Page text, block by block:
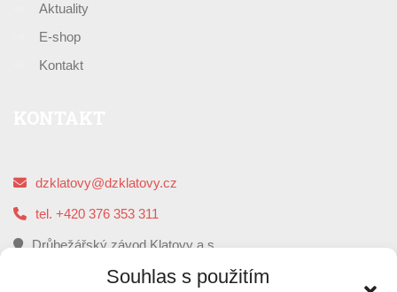
Souhlas s použitím
Aktuality
E-shop
Kontakt
dzklatovy@dzklatovy.cz
tel. +420 376 353 311
Drůbežářský závod Klatovy a.s.
5. května 112, 339 01 Klatovy